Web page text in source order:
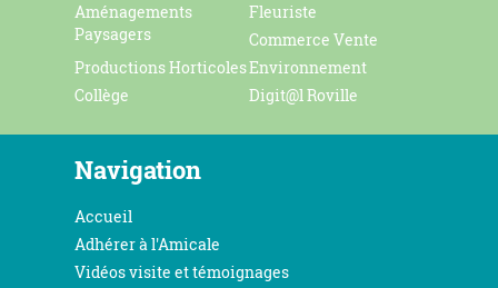
Aménagements
Paysagers
Fleuriste
Commerce Vente
Productions HorticolesEnvironnement
Collège
Digit@l Roville
Navigation
Accueil
Adhérer à l'Amicale
Vidéos visite et témoignages